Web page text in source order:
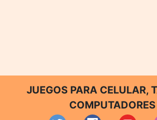
JUEGOS PARA CELULAR,
COMPUTADORES